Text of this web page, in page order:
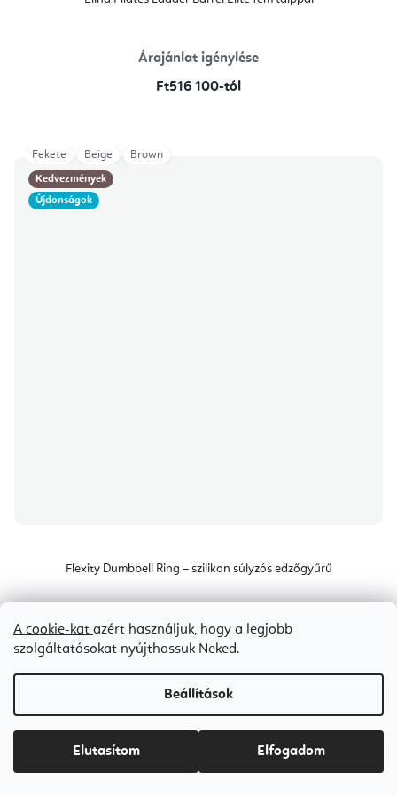
A cookie-kat azért használjuk, hogy a legjobb
szolgáltatásokat nyújthassuk Neked.
Beállítások
Elutasítom Elfogadom
Árajánlat igénylése
Ft516 100-tól
Kedvezmények
Újdonságok
Flexity Dumbbell Ring – szilikon súlyzós edzőgyűrű
Raktáron(>5 db)
Ft12 800
Ft15 600 (–17 %)
Fekete Beige Brown
Bestseller
szürke